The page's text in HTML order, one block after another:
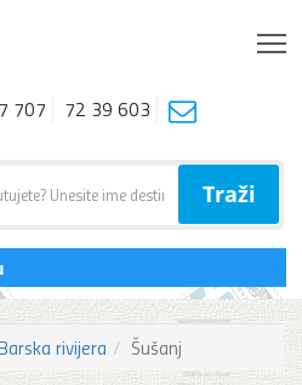
707
72 39 603
Traži
rivijera Šušanj